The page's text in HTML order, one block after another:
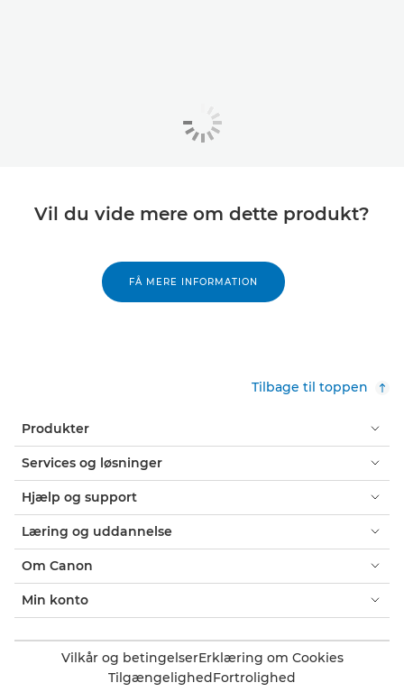
Vil du vide mere om dette produkt?
FÅ MERE INFORMATION
Tilbage til toppen
Produkter
Services og løsninger
Hjælp og support
Læring og uddannelse
Om Canon
Min konto
Vilkår og betingelserErklæring om Cookies
TilgængelighedFortrolighed